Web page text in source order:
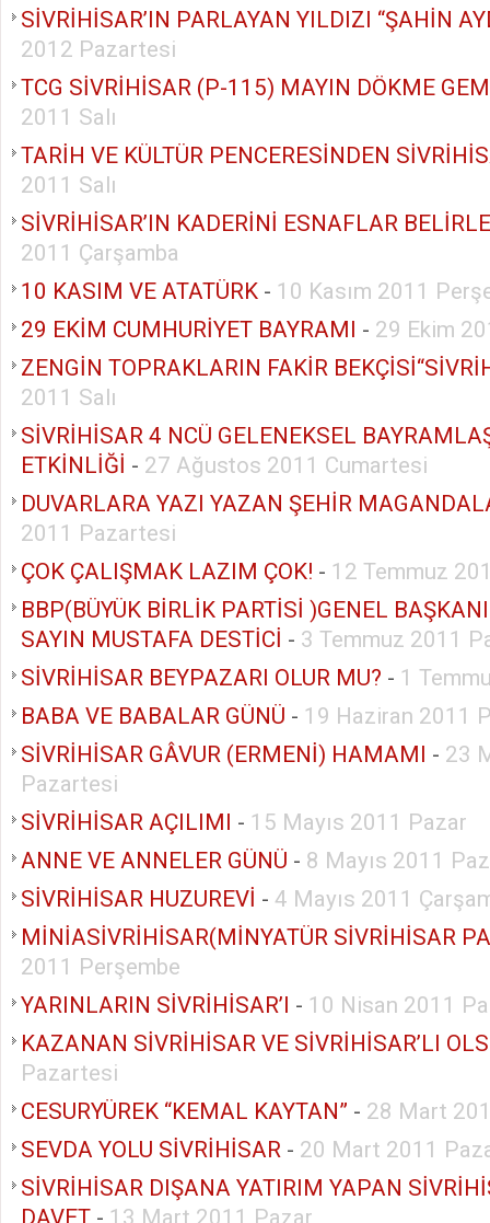
SİVRİHİSAR’IN PARLAYAN YILDIZI “ŞAHİN
2012 Pazartesi
TCG SİVRİHİSAR (P-115) MAYIN DÖKME
2011 Salı
TARİH VE KÜLTÜR PENCERESİNDEN
2011 Salı
SİVRİHİSAR’IN KADERİNİ ESNAFLAR
2011 Çarşamba
10 KASIM VE ATATÜRK - 10 Kasım 2011
29 EKİM CUMHURİYET BAYRAMI - 29 Ekim
ZENGİN TOPRAKLARIN FAKİR
2011 Salı
SİVRİHİSAR 4 NCÜ GELENEKSEL
ETKİNLİĞİ - 27 Ağustos 2011 Cumartesi
DUVARLARA YAZI YAZAN ŞEHİR
2011 Pazartesi
ÇOK ÇALIŞMAK LAZIM ÇOK! - 12 Temmuz
BBP(BÜYÜK BİRLİK PARTİSİ )GENEL
SAYIN MUSTAFA DESTİCİ - 3 Temmuz 2011
SİVRİHİSAR BEYPAZARI OLUR MU? - 1
BABA VE BABALAR GÜNÜ - 19 Haziran 2011
SİVRİHİSAR GÂVUR (ERMENİ) HAMAMI - 23
Pazartesi
SİVRİHİSAR AÇILIMI - 15 Mayıs 2011 Pazar
ANNE VE ANNELER GÜNÜ - 8 Mayıs 2011
SİVRİHİSAR HUZUREVİ - 4 Mayıs 2011
MİNİASİVRİHİSAR(MİNYATÜR SİVRİHİSAR
2011 Perşembe
YARINLARIN SİVRİHİSAR’I - 10 Nisan 2011
KAZANAN SİVRİHİSAR VE SİVRİHİSAR’LI
Pazartesi
CESURYÜREK “KEMAL KAYTAN” - 28 Mart
SEVDA YOLU SİVRİHİSAR - 20 Mart 2011
SİVRİHİSAR DIŞANA YATIRIM YAPAN
DAVET - 13 Mart 2011 Pazar